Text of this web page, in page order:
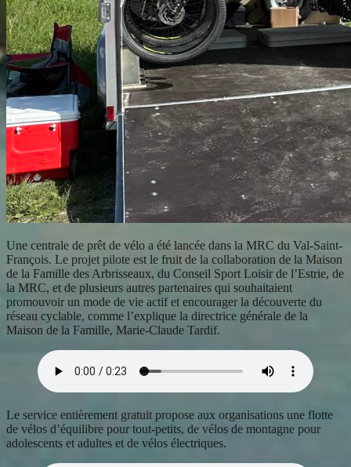
Une centrale de prêt de vélo a été lancée dans la MRC du Val-Saint-
François. Le projet pilote est le fruit de la collaboration de la Maison
de la Famille des Arbrisseaux, du Conseil Sport Loisir de l’Estrie, de
la MRC, et de plusieurs autres partenaires qui souhaitaient
promouvoir un mode de vie actif et encourager la découverte du
réseau cyclable, comme l’explique la directrice générale de la
Maison de la Famille, Marie-Claude Tardif.
Le service entièrement gratuit propose aux organisations une flotte
de vélos d’équilibre pour tout-petits, de vélos de montagne pour
adolescents et adultes et de vélos électriques.